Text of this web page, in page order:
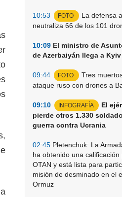
10:53 FOTO
La defensa
neutraliza 66 de los 101
10:09 El ministro de
de Azerbaiyán llega a Kyiv
09:44 FOTO
Tres
ataque ruso con drones a
09:10 INFOGRAFÍA
El
pierde otros 1.330
guerra contra Ucrania
02:45 Pletenchuk: La
ha obtenido una calificación
OTAN y está lista para
misión de desminado en el
Ormuz